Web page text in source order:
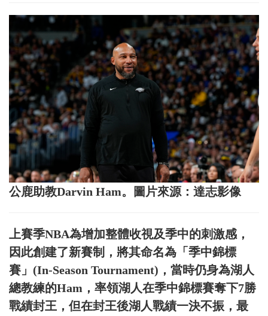
公鹿助教Darvin Ham。圖片來源：達志影像
上賽季NBA為增加整體收視及季中的刺激感，
因此創建了新賽制，將其命名為「季中錦標
賽」(In-Season Tournament)，當時仍身為湖人
總教練的Ham，率領湖人在季中錦標賽奪下7勝
戰績封王，但在封王後湖人戰績一決不振，最